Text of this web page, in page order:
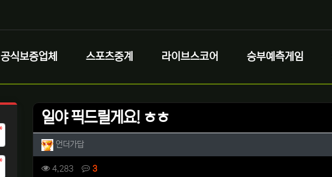
공식보증업체 스포츠중계 라이브스코어 승부예측게임
일야 픽드릴게요! ㅎㅎ
작성자 정보
언더가답작성
컨텐츠 정보
4,283조회 3댓글